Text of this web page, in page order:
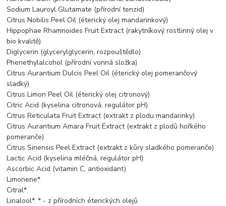
Sodium Lauroyl Glutamate (přírodní tenzid)
Citrus Nobilis Peel Oil (éterický olej mandarinkový)
Hippophae Rhamnoides Fruit Extract (rakytníkový rostlinný olej v
bio kvalitě)
Diglycerin (glycerylglycerin, rozpouštědlo)
Phenethylalcohol (přírodní vonná složka)
Citrus Aurantium Dulcis Peel Oil (éterický olej pomerančový
sladký)
Citrus Limon Peel Oil (éterický olej citronový)
Citric Acid (kyselina citronová, regulátor pH)
Citrus Reticulata Fruit Extract (extrakt z plodu mandarinky)
Citrus Aurantium Amara Fruit Extract (extrakt z plodů hořkého
pomeranče)
Citrus Sinensis Peel Extract (extrakt z kůry sladkého pomeranče)
Lactic Acid (kyselina mléčná, regulátor pH)
Ascorbic Acid (vitamin C, antioxidant)
Limonene*
Citral*
Linalool*. * - z přírodních éterických olejů